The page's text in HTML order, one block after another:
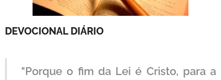
DEVOCIONAL DIÁRIO
"Porque o fim da Lei é Cristo, para a